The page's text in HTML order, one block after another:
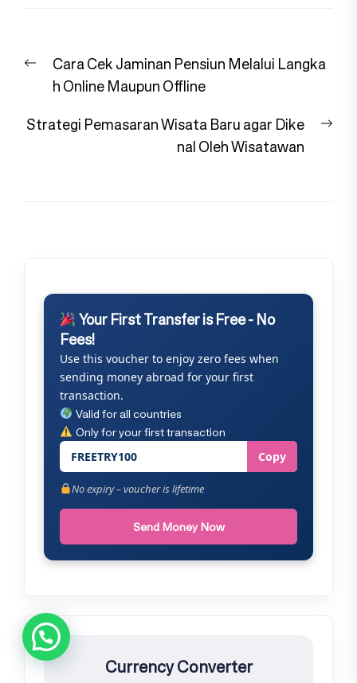
pos
Previous
post:
Cara Cek Jaminan Pensiun Melalui Langka
h Online Maupun Offline
Strategi Pemasaran Wisata Baru agar Dike
nal Oleh Wisatawan
Your First Transfer is Free - No
Fees!
Use this voucher to enjoy zero fees when
sending money abroad for your first
transaction.
Valid for all countries
Only for your first transaction
FREETRY100 Copy
No expiry – voucher is lifetime
Send Money Now
Currency Converter